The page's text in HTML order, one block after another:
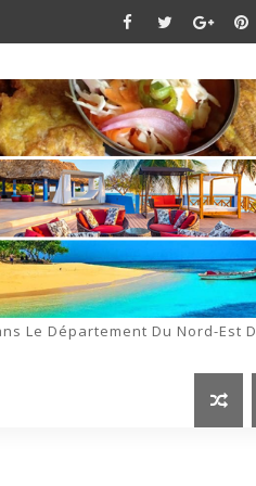
Le Département Du Nord-Est